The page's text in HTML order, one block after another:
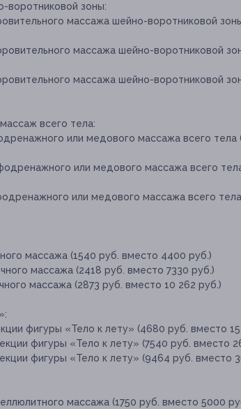
воротниковой зоны:
массажа шейно-воротниковой
массажа шейно-воротниковой
массажа шейно-воротниковой
всего тела:
или медового массажа всего тела
или медового массажа всего
или медового массажа всего
массажа (1540 руб. вместо 4400 руб.)
массажа (2418 руб. вместо 7330 руб.)
массажа (2873 руб. вместо 10 262 руб.)
фигуры «Тело к лету» (4680 руб. вместо
фигуры «Тело к лету» (7540 руб. вместо
фигуры «Тело к лету» (9464 руб. вместо
массажа (1750 руб. вместо 5000